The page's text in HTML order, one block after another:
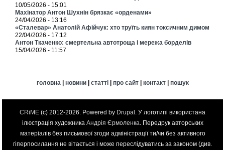
10/05/2026 - 15:01
Махінатор Антон Шухнін брязкає «орденами»
24/04/2026 - 13:16
«Сталевар» Анатолій Афійчук: хто труїть киян токсичним димом
22/04/2026 - 17:12
Антон Ткаченко: смертельна автотроща і мережа борделів
15/04/2026 - 11:57
головна| новини| статті| про сайт| контакт| пошук
CRiME (c) 2012-2026. Powered by Drupal . У логотипі використана
ілюстрація художника Андрія Єрмоленка. Передрук авторських
матеріалів без письмової згоди адміністрації ти/чи без активного
гіперпосилання не вітається і може переслідуватись за законом (див.